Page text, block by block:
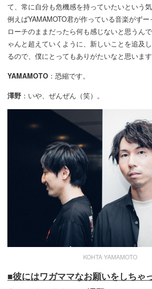
て、常に自分も危機感を持っていたいという気
例えばYAMAMOTO君が作っている音楽がず
ローチのままだったら何も感じないと思うん
ゃんと超えていくように、新しいことを追及
るので、僕にとってもありがたいなと思います
YAMAMOTO ：恐縮です。
澤野 ：いや、ぜんぜん（笑）。
KOHTA YAMAMOTO
■彼にはワガママなお願いをしちゃ